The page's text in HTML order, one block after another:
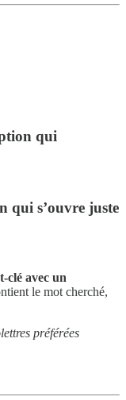
qui
qui s’ouvre juste
clé avec un
le mot cherché,
préférées